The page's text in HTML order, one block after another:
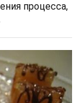
процесса,